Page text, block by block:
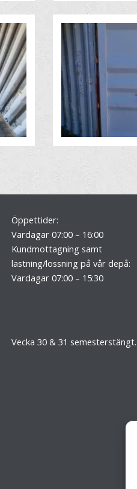
Öppettider:
Vardagar 07:00 – 16:00
Kundmottagning samt
lastning/lossning på vår depå:
Vardagar 07:00 – 15:30
Vecka 30 & 31 semesterstängt.